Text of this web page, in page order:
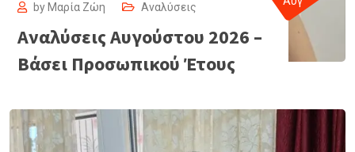
by Μαρία Ζώη Αναλύσεις
Αναλύσεις Αυγούστου 2026 –
Βάσει Προσωπικού Έτους